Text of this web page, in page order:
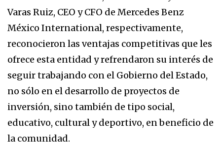
Varas Ruiz, CEO y CFO de Mercedes Benz
México International, respectivamente,
reconocieron las ventajas competitivas que les
ofrece esta entidad y refrendaron su interés de
seguir trabajando con el Gobierno del Estado,
no sólo en el desarrollo de proyectos de
inversión, sino también de tipo social,
educativo, cultural y deportivo, en beneficio de
la comunidad.